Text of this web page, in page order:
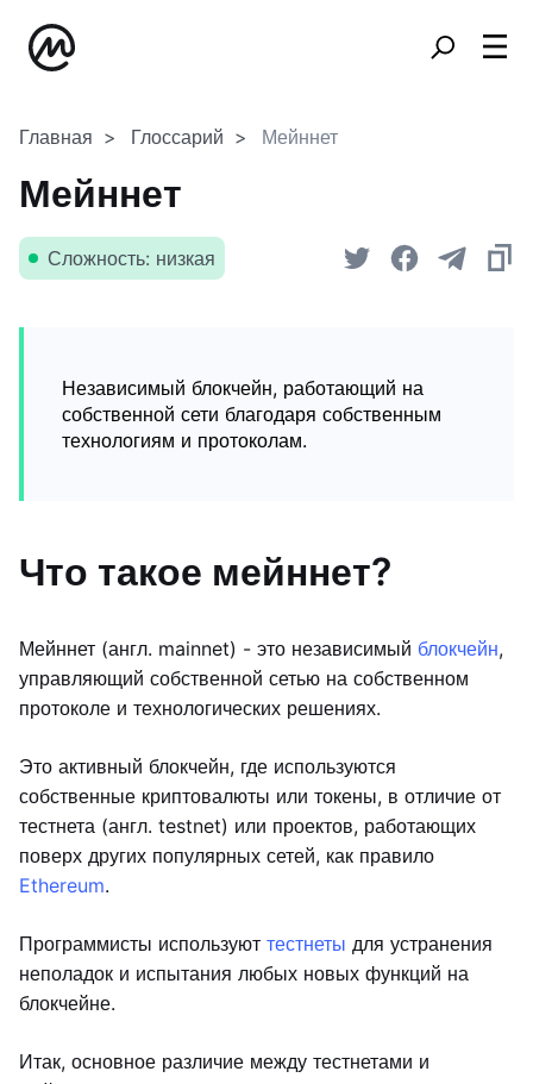
Главная Глоссарий Мейннет
Мейннет
Сложность: низкая
Независимый блокчейн, работающий на
собственной сети благодаря собственным
технологиям и протоколам.
Что такое мейннет?
Мейннет (англ. mainnet) - это независимый блокчейн,
управляющий собственной сетью на собственном
протоколе и технологических решениях.
Это активный блокчейн, где используются
собственные криптовалюты или токены, в отличие от
тестнета (англ. testnet) или проектов, работающих
поверх других популярных сетей, как правило
Ethereum.
Программисты используют тестнеты для устранения
неполадок и испытания любых новых функций на
блокчейне.
Итак, основное различие между тестнетами и